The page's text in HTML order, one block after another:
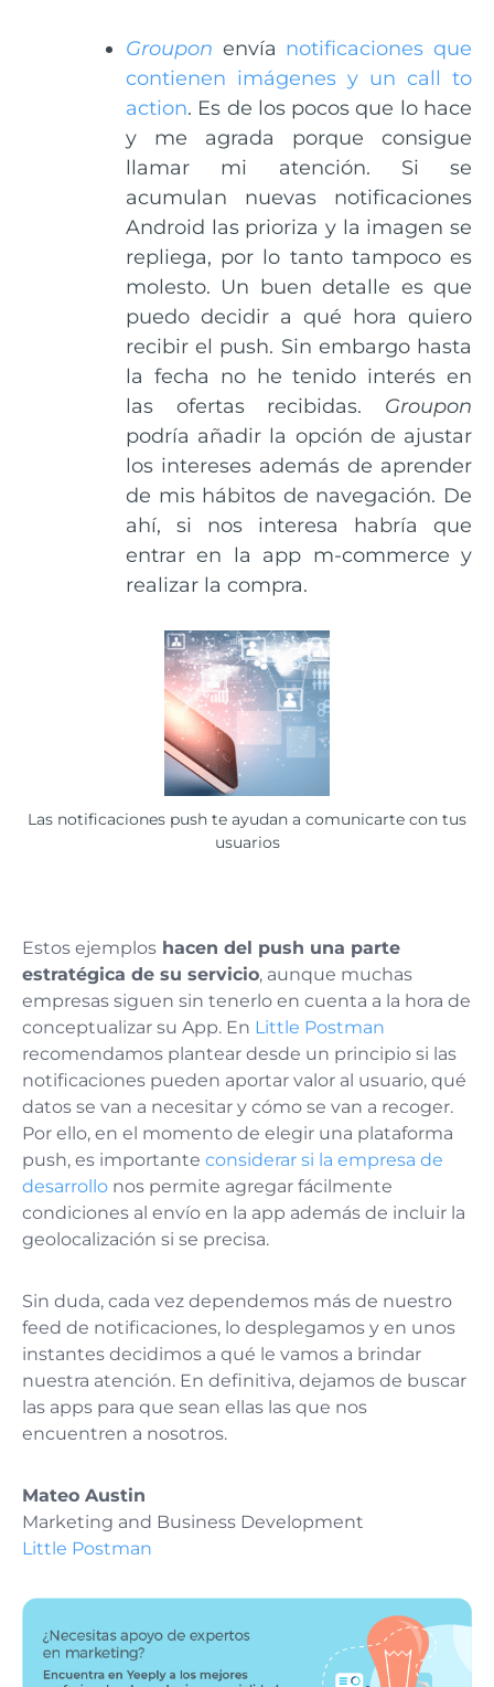
Groupon envía notificaciones que
contienen imágenes y un call to
action. Es de los pocos que lo hace
y me agrada porque consigue
llamar mi atención. Si se
acumulan nuevas notificaciones
Android las prioriza y la imagen se
repliega, por lo tanto tampoco es
molesto. Un buen detalle es que
puedo decidir a qué hora quiero
recibir el push. Sin embargo hasta
la fecha no he tenido interés en
las ofertas recibidas. Groupon
podría añadir la opción de ajustar
los intereses además de aprender
de mis hábitos de navegación. De
ahí, si nos interesa habría que
entrar en la app m-commerce y
realizar la compra.
Las notificaciones push te ayudan a comunicarte con tus
usuarios
Estos ejemplos hacen del push una parte
estratégica de su servicio, aunque muchas
empresas siguen sin tenerlo en cuenta a la hora de
conceptualizar su App. En Little Postman
recomendamos plantear desde un principio si las
notificaciones pueden aportar valor al usuario, qué
datos se van a necesitar y cómo se van a recoger.
Por ello, en el momento de elegir una plataforma
push, es importante considerar si la empresa de
desarrollo nos permite agregar fácilmente
condiciones al envío en la app además de incluir la
geolocalización si se precisa.
Sin duda, cada vez dependemos más de nuestro
feed de notificaciones, lo desplegamos y en unos
instantes decidimos a qué le vamos a brindar
nuestra atención. En definitiva, dejamos de buscar
las apps para que sean ellas las que nos
encuentren a nosotros.
Mateo Austin
Marketing and Business Development
Little Postman